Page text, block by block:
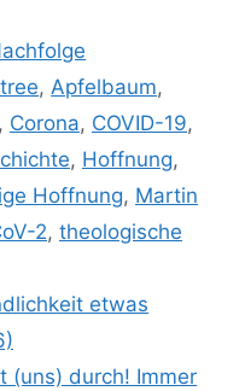
,Apfelbaum,
, Corona, COVID-19,
, Hoffnung,
Hoffnung, Martin
2, theologische
etwas
(uns) durch! Immer